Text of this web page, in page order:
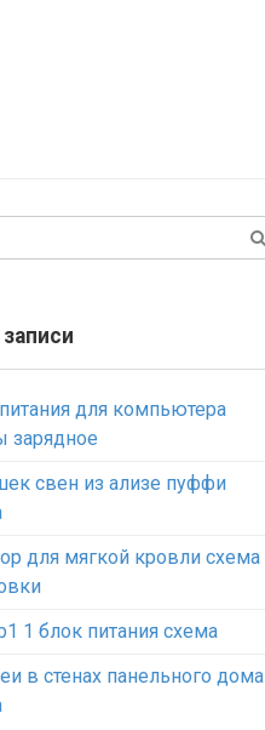
для компьютера
зарядное
свен из ализе пуффи
для мягкой кровли схема
1 блок питания схема
в стенах панельного дома